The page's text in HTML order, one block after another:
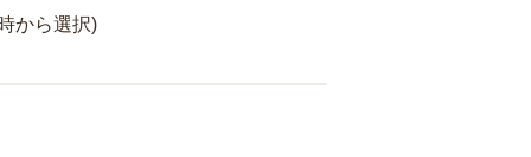
から選択)